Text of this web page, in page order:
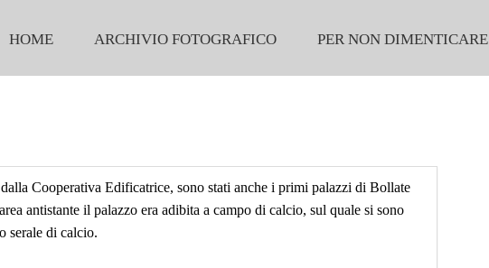
HOME ARCHIVIO FOTOGRAFICO PER NON DIMENTICARE
Cooperativa Edificatrice, sono stati anche i primi palazzi di Bollate
antistante il palazzo era adibita a campo di calcio, sul quale si sono
serale di calcio.